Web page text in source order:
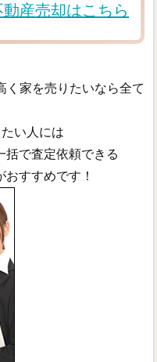
産売却はこちら
く家を売りたいなら全て
い人には
括で査定依頼できる
おすすめです！